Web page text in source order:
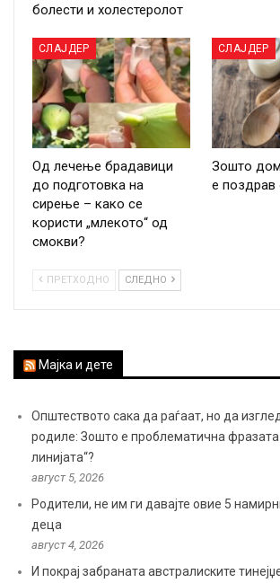
болести и холестеролот
СЛАЈДЕР
Од лечење брадавици
до подготовка на
сирење – како се
користи „млекото“ од
смокви?
СЛАЈДЕР
Зошто
е поздрав
ПРЕТХОДНО СЛЕДНО
Мајка и дете
Општеството сака да раѓаат, но да
родиле: Зошто е проблематична
линијата“?
август 5, 2026
Родители, не им ги давајте овие 5
деца
август 4, 2026
И покрај забраната австралиските